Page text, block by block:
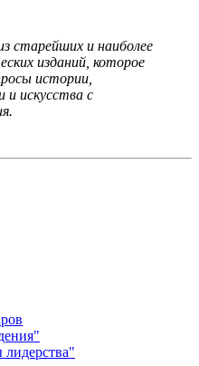
старейших и наиболее
изданий, которое
истории,
и искусства с